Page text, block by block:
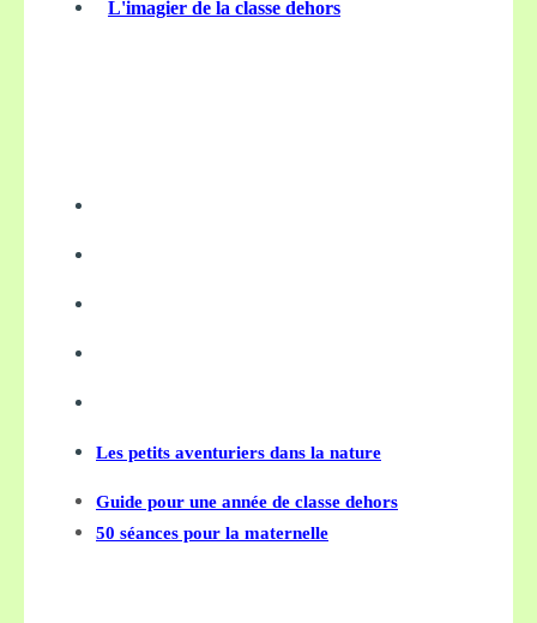
L'imagier de la classe dehors
Les petits aventuriers dans la nature
Guide pour une année de classe dehors
50 séances pour la maternelle